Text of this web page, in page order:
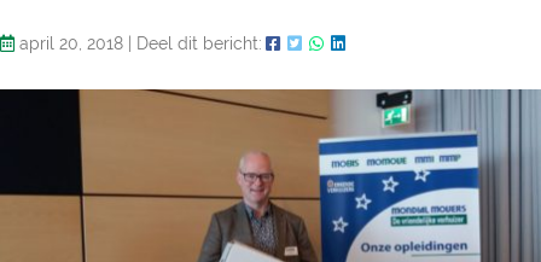
april 20, 2018 Deel dit bericht: